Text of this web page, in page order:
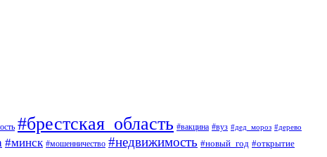
#брестская_область #вакцина #вуз #дед_мороз #дерево
#минск #мошенничество #недвижимость #новый_год #открытие